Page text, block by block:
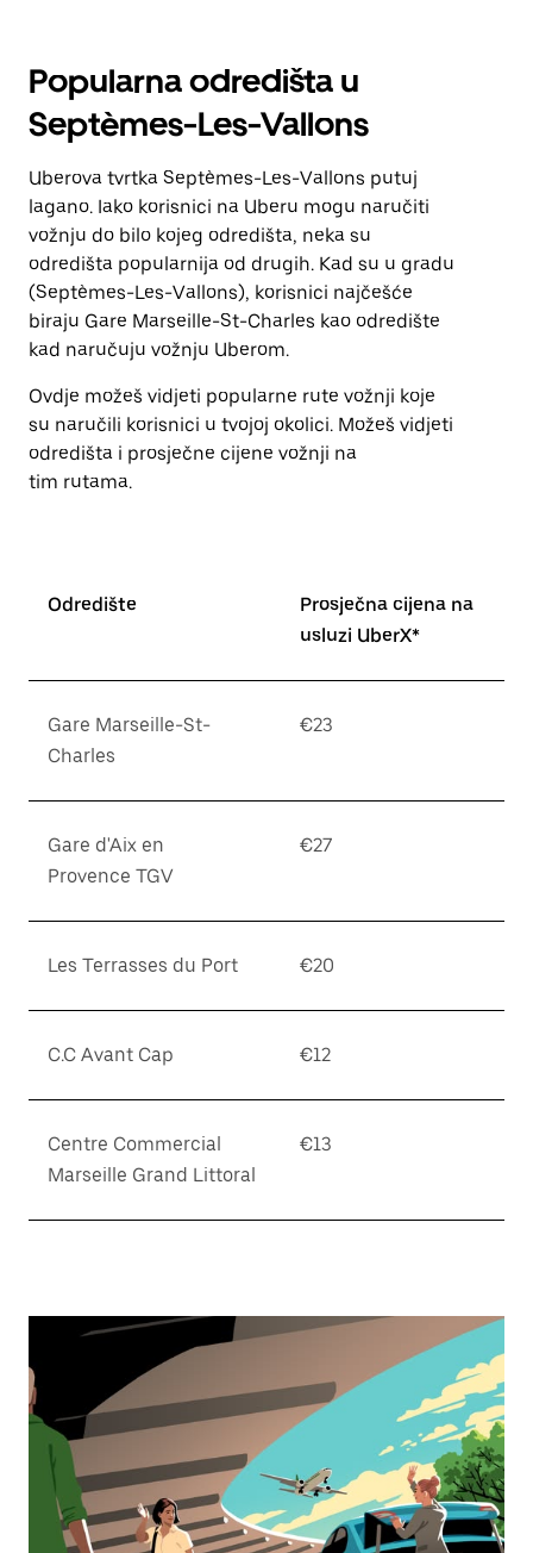
za
interakciju
s
kalendarom
odaberi
datum.
Pritisni
tipku
escape
za
zatvaranje
kalendara.
Popularna odredišta u
Septèmes-Les-Vallons
Uberova tvrtka Septèmes-Les-Vallons putuj
lagano. Iako korisnici na Uberu mogu naručiti
vožnju do bilo kojeg odredišta, neka su
odredišta popularnija od drugih. Kad su u gradu
(Septèmes-Les-Vallons), korisnici najčešće
biraju Gare Marseille-St-Charles kao odredište
kad naručuju vožnju Uberom.
Ovdje možeš vidjeti popularne rute vožnji koje
su naručili korisnici u tvojoj okolici. Možeš vidjeti
odredišta i prosječne cijene vožnji na
tim rutama.
Odredište
Prosječna cijena na
usluzi UberX*
Gare Marseille-St-
Charles
€23
Gare d'Aix en
Provence TGV
€27
Les Terrasses du Port €20
C.C Avant Cap €12
Centre Commercial
Marseille Grand Littoral
€13